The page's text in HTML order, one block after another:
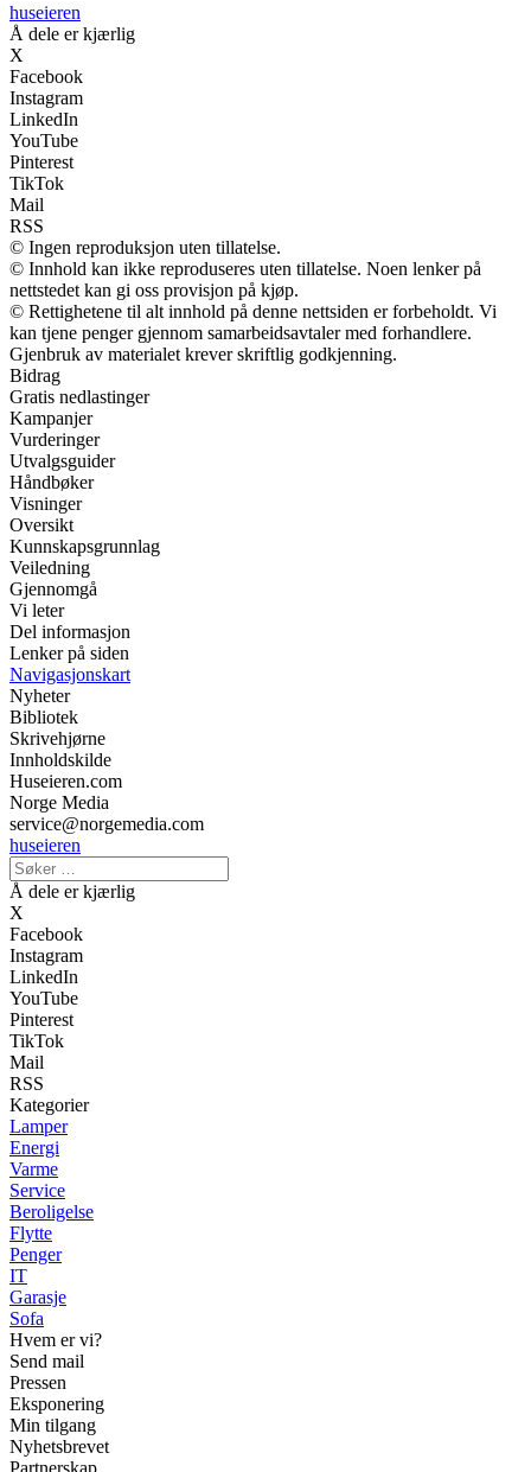
huseieren
Å dele er kjærlig
X
Facebook
Instagram
LinkedIn
YouTube
Pinterest
TikTok
Mail
RSS
© Ingen reproduksjon uten tillatelse.
© Innhold kan ikke reproduseres uten tillatelse. Noen lenker på
nettstedet kan gi oss provisjon på kjøp.
© Rettighetene til alt innhold på denne nettsiden er forbeholdt. Vi
kan tjene penger gjennom samarbeidsavtaler med forhandlere.
Gjenbruk av materialet krever skriftlig godkjenning.
Bidrag
Gratis nedlastinger
Kampanjer
Vurderinger
Utvalgsguider
Håndbøker
Visninger
Oversikt
Kunnskapsgrunnlag
Veiledning
Gjennomgå
Vi leter
Del informasjon
Lenker på siden
Navigasjonskart
Nyheter
Bibliotek
Skrivehjørne
Innholdskilde
Huseieren.com
Norge Media
service@norgemedia.com
huseieren
Å dele er kjærlig
X
Facebook
Instagram
LinkedIn
YouTube
Pinterest
TikTok
Mail
RSS
Kategorier
Lamper
Energi
Varme
Service
Beroligelse
Flytte
Penger
IT
Garasje
Sofa
Hvem er vi?
Send mail
Pressen
Eksponering
Min tilgang
Nyhetsbrevet
Partnerskap